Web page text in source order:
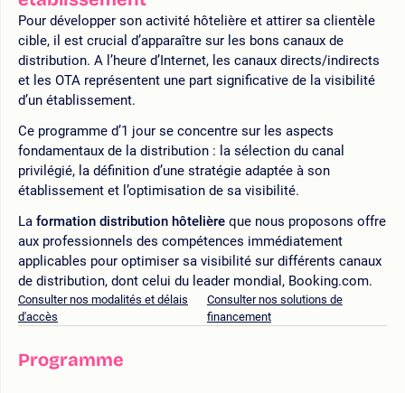
Pour développer son activité hôtelière et attirer sa clientèle
cible, il est crucial d’apparaître sur les bons canaux de
distribution. A l’heure d’Internet, les canaux directs/indirects
et les OTA représentent une part significative de la visibilité
d’un établissement.
Ce programme d’1 jour se concentre sur les aspects
fondamentaux de la distribution : la sélection du canal
privilégié, la définition d’une stratégie adaptée à son
établissement et l’optimisation de sa visibilité.
La formation distribution hôtelière que nous proposons offre
aux professionnels des compétences immédiatement
applicables pour optimiser sa visibilité sur différents canaux
de distribution, dont celui du leader mondial, Booking.com.
Consulter nos modalités et délais
d'accès
Consulter nos solutions de
financement
Programme